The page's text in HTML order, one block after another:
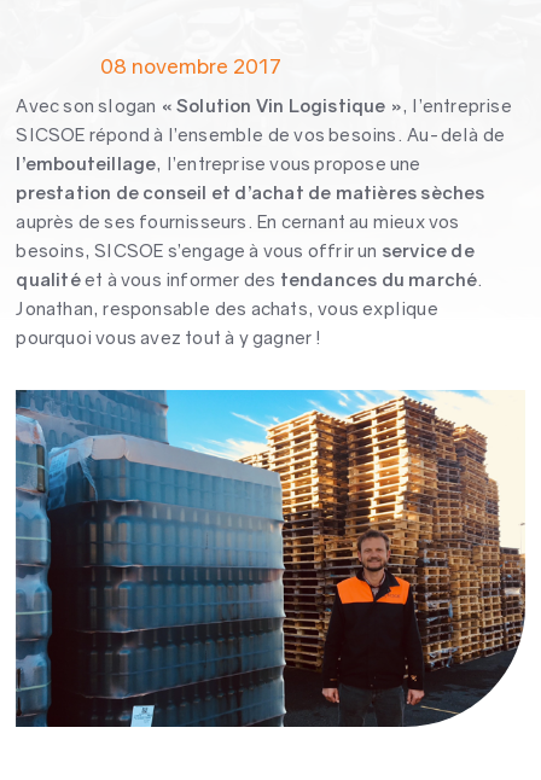
08 novembre 2017
Avec son slogan « Solution Vin Logistique », l’entreprise
SICSOE répond à l’ensemble de vos besoins. Au-delà de
l’embouteillage, l’entreprise vous propose une
prestation de conseil et d’achat de matières sèches
auprès de ses fournisseurs. En cernant au mieux vos
besoins, SICSOE s’engage à vous offrir un service de
qualitéet à vous informer des tendances du marché
Jonathan, responsable des achats, vous explique
pourquoi vous avez tout à y gagner !